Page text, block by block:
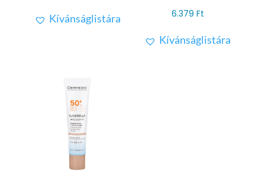
Kívánságlistára 6.379 Ft
Kívánságlistára